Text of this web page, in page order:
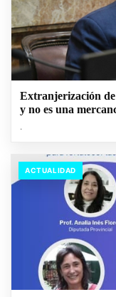
Extranjerización
y no es una
.
ACTUALIDAD